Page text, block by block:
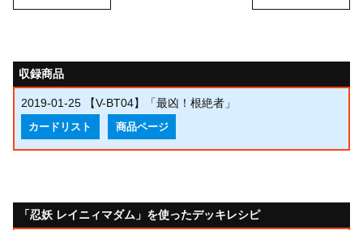
収録商品
2019-01-25 【V-BT04】「最凶！根絶者」
カードリスト 商品ページ
「忍妖 レイニィマダム」を使ったデッキレシピ